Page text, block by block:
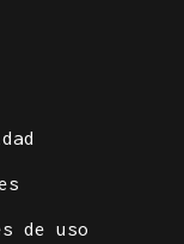
de uso